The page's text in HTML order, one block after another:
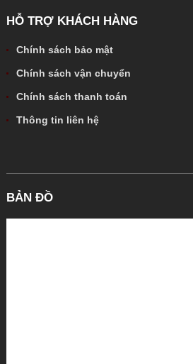
HỖ TRỢ KHÁCH HÀNG
Chính sách bảo mật
Chính sách vận chuyển
Chính sách thanh toán
Thông tin liên hệ
BẢN ĐỒ